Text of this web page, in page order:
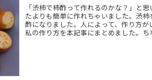
「渋柿で柿酢って作れるのかな？」と
たよりも簡単に作れちゃいました。渋
酢になりました。人によって、作り方が
私の作り方を本記事にまとめました。ち